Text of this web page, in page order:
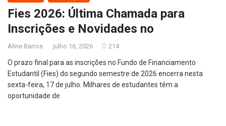
Fies 2026: Última Chamada para
Inscrições e Novidades no
Aline Barros julho 16, 2026 214
O prazo final para as inscrições no Fundo de Financiamento
Estudantil (Fies) do segundo semestre de 2026 encerra nesta
sexta-feira, 17 de julho. Milhares de estudantes têm a
oportunidade de